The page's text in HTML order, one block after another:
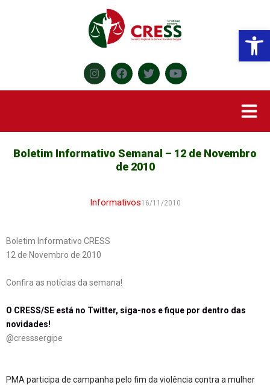
Boletim Informativo Semanal – 12 de Novembro
de 2010
Informativos16/11/2010
Boletim Informativo CRESS
12 de Novembro de 2010
Confira as notícias da semana!
O CRESS/SE está no Twitter, siga-nos e fique por dentro das
novidades!
@cresssergipe
PMA participa de campanha pelo fim da violência contra a mulher